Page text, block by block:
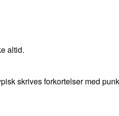
altid.
skrives forkortelser med